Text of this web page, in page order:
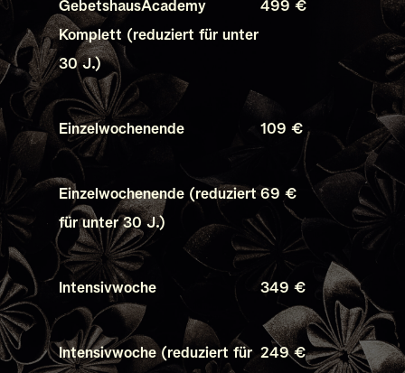
GebetshausAcademy
Komplett (reduziert für unter
30 J.)
499 €
Einzelwochenende 109 €
Einzelwochenende (reduziert
für unter 30 J.)
69 €
Intensivwoche 349 €
Intensivwoche (reduziert für 249 €